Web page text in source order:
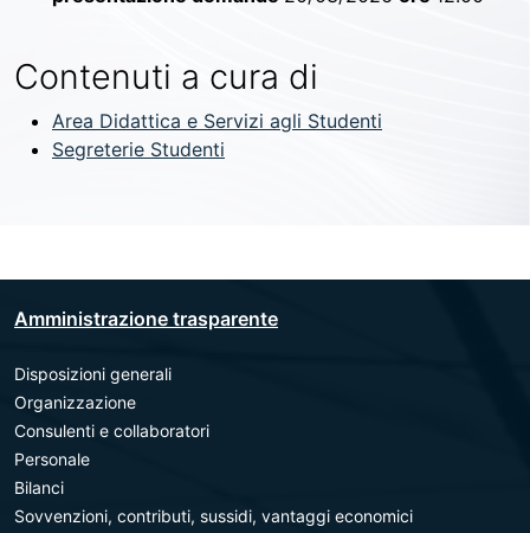
Contenuti a cura di
Area Didattica e Servizi agli Studenti
Segreterie Studenti
Amministrazione trasparente
Disposizioni generali
Organizzazione
Consulenti e collaboratori
Personale
Bilanci
Sovvenzioni, contributi, sussidi, vantaggi economici